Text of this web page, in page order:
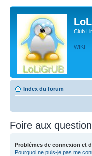
Club
WIKI
Index du forum
Foire aux
Problèmes de connexion et
Pourquoi ne puis-je pas me